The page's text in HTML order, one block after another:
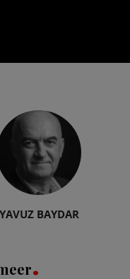
YAVUZ BAYDAR